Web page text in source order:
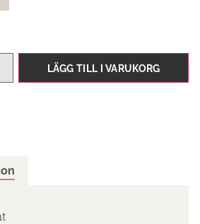
LÄGG TILL I VARUKORG